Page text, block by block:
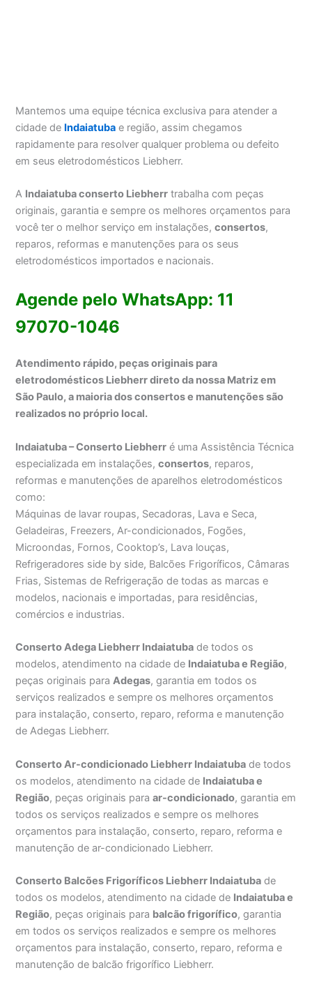
Mantemos uma equipe técnica exclusiva para atender a
cidade de Indaiatuba e região, assim chegamos
rapidamente para resolver qualquer problema ou defeito
em seus eletrodomésticos Liebherr.
A Indaiatuba conserto Liebherr trabalha com peças
originais, garantia e sempre os melhores orçamentos para
você ter o melhor serviço em instalações,consertos,
reparos, reformas e manutenções para os seus
eletrodomésticos importados e nacionais.
Agende pelo WhatsApp: 11
97070-1046
Atendimento rápido, peças originais para
eletrodomésticos Liebherr direto da nossa Matriz em
São Paulo, a maioria dos consertos e manutenções são
realizados no próprio local.
Indaiatuba – Conserto Liebherr é uma Assistência Técnica
especializada em instalações,consertos, reparos,
reformas e manutenções de aparelhos eletrodomésticos
como:
Máquinas de lavar roupas, Secadoras, Lava e Seca,
Geladeiras, Freezers, Ar-condicionados, Fogões,
Microondas, Fornos, Cooktop’s, Lava louças,
Refrigeradores side by side, Balcões Frigoríficos, Câmaras
Frias, Sistemas de Refrigeração de todas as marcas e
modelos, nacionais e importadas, para residências,
comércios e industrias.
Conserto Adega Liebherr Indaiatuba de todos os
modelos, atendimento na cidade de Indaiatuba e Região,
peças originais paraAdegas, garantia em todos os
serviços realizados e sempre os melhores orçamentos
para instalação, conserto, reparo, reforma e manutenção
de Adegas Liebherr.
Conserto Ar-condicionado Liebherr Indaiatuba de todos
os modelos, atendimento na cidade de Indaiatuba e
Região, peças originais paraar-condicionado, garantia em
todos os serviços realizados e sempre os melhores
orçamentos para instalação, conserto, reparo, reforma e
manutenção de ar-condicionado Liebherr.
Conserto Balcões Frigoríficos Liebherr Indaiatuba de
todos os modelos, atendimento na cidade de Indaiatuba e
Região, peças originais para balcão frigorífico, garantia
em todos os serviços realizados e sempre os melhores
orçamentos para instalação, conserto, reparo, reforma e
manutenção de balcão frigorífico Liebherr.